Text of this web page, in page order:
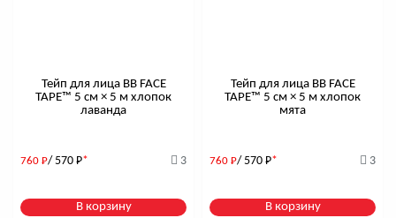
Тейп для лица BB FACE
TAPE™ 5 см × 5 м хлопок
лаванда
760 Р/ 570 Р* 3
В корзину
Тейп для лица BB FACE
TAPE™ 5 см × 5 м хлопок
мята
760 Р/ 570 Р* 3
В корзину